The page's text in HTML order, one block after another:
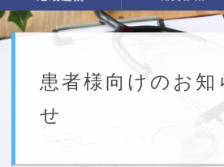
患者様向けのお知
せ